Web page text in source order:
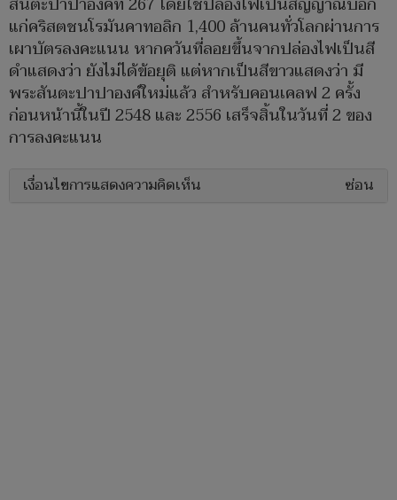
แก่คริสตชนโรมันคาทอลิก 1,400 ล้านคนทั่วโลกผ่านการ
เผาบัตรลงคะแนน หากควันที่ลอยขึ้นจากปล่องไฟเป็นสี
ดำแสดงว่า ยังไม่ได้ข้อยุติ แต่หากเป็นสีขาวแสดงว่า มี
พระสันตะปาปาองค์ใหม่แล้ว สำหรับคอนเคลฟ 2 ครั้ง
ก่อนหน้านี้ในปี 2548 และ 2556 เสร็จสิ้นในวันที่ 2 ของ
การลงคะแนน
เงื่อนไขการแสดงความคิดเห็น ซ่อน